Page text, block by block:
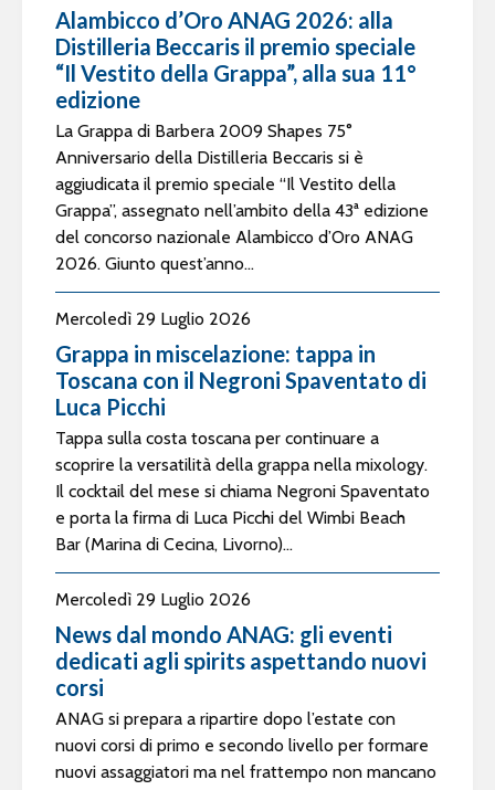
Alambicco d’Oro ANAG 2026: alla
Distilleria Beccaris il premio speciale
“Il Vestito della Grappa”, alla sua 11°
edizione
La Grappa di Barbera 2009 Shapes 75°
Anniversario della Distilleria Beccaris si è
aggiudicata il premio speciale “Il Vestito della
Grappa”, assegnato nell’ambito della 43ª edizione
del concorso nazionale Alambicco d’Oro ANAG
2026. Giunto quest’anno...
Mercoledì 29 Luglio 2026
Grappa in miscelazione: tappa in
Toscana con il Negroni Spaventato di
Luca Picchi
Tappa sulla costa toscana per continuare a
scoprire la versatilità della grappa nella mixology.
Il cocktail del mese si chiama Negroni Spaventato
e porta la firma di Luca Picchi del Wimbi Beach
Bar (Marina di Cecina, Livorno)...
Mercoledì 29 Luglio 2026
News dal mondo ANAG: gli eventi
dedicati agli spirits aspettando nuovi
corsi
ANAG si prepara a ripartire dopo l’estate con
nuovi corsi di primo e secondo livello per formare
nuovi assaggiatori ma nel frattempo non mancano